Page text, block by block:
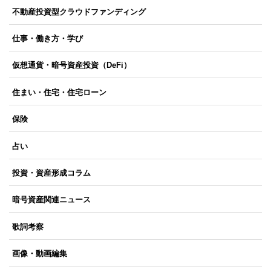
不動産投資型クラウドファンディング
仕事・働き方・学び
仮想通貨・暗号資産投資（DeFi）
住まい・住宅・住宅ローン
保険
占い
投資・資産形成コラム
暗号資産関連ニュース
歌詞考察
画像・動画編集